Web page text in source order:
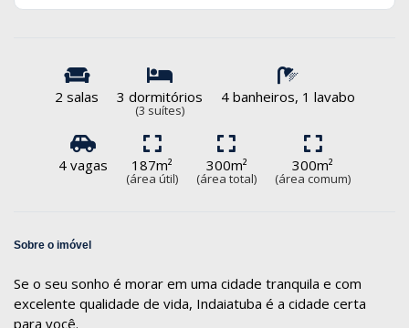
2 salas 3 dormitórios
(3 suítes)
4 banheiros, 1 lavabo
4 vagas 187m²
(área útil)
300m²
(área total)
300m²
(área comum)
Sobre o imóvel
Se o seu sonho é morar em uma cidade tranquila e com
excelente qualidade de vida, Indaiatuba é a cidade certa
para você.